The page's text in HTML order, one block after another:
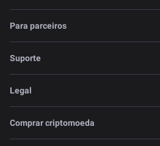
Para parceiros
Suporte
Legal
Comprar criptomoeda